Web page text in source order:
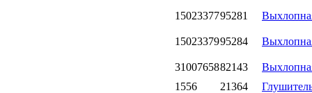
1502337795281
1502337995284
3100765882143
1556
21364